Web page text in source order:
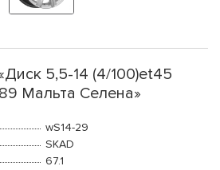
5,5-14 (4/100)et45
Мальта Селена»
wS14-29
SKAD
67.1